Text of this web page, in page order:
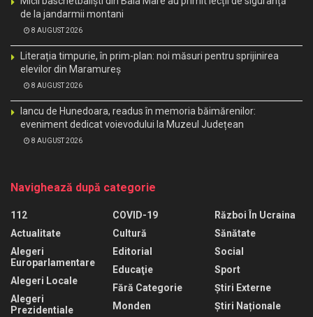
de la jandarmii montani
8 AUGUST 2026
Literația timpurie, în prim-plan: noi măsuri pentru sprijinirea
elevilor din Maramureș
8 AUGUST 2026
Iancu de Hunedoara, readus în memoria băimărenilor:
eveniment dedicat voievodului la Muzeul Județean
8 AUGUST 2026
Navighează după categorie
112
Actualitate
Alegeri
Europarlamentare
Alegeri Locale
Alegeri
Prezidentiale
COVID-19
Cultură
Editorial
Educaţie
Fără Categorie
Monden
Război În Ucraina
Sănătate
Social
Sport
Știri Externe
Știri Naționale